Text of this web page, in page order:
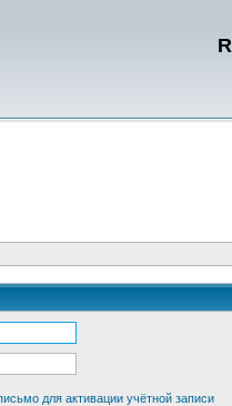
для активации учётной записи